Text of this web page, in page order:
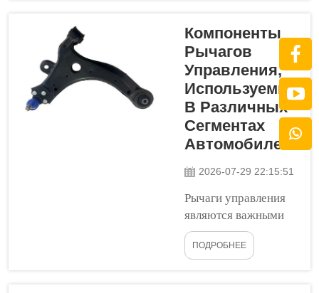
поддерживает кузов
автомобиля и
способствует
удержанию колёс на
дороге. Это повышает
комфорт при вождении
и улучшает
управляемость. Кроме
того, она сохраняет...
Компоненты
Рычагов
Управления,
Используемые
В Различных
Сегментах
Автомобилей
2026-07-29 22:15:51
Рычаги управления
являются важными
частями подвески
автомобиля. Они
ПОДРОБНЕЕ